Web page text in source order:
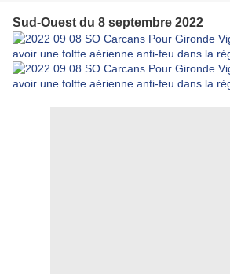
Sud-Ouest du 8 septembre 2022